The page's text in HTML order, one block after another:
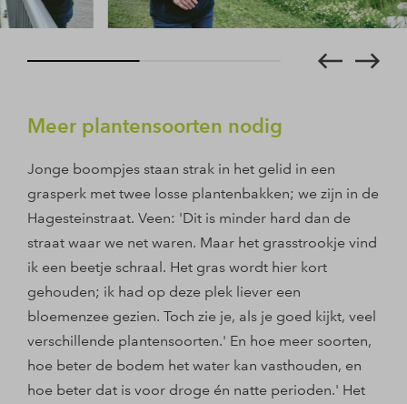
Meer plantensoorten nodig
Jonge boompjes staan strak in het gelid in een
grasperk met twee losse plantenbakken; we zijn in de
Hagesteinstraat. Veen: 'Dit is minder hard dan de
straat waar we net waren. Maar het grasstrookje vind
ik een beetje schraal. Het gras wordt hier kort
gehouden; ik had op deze plek liever een
bloemenzee gezien. Toch zie je, als je goed kijkt, veel
verschillende plantensoorten.' En hoe meer soorten,
hoe beter de bodem het water kan vasthouden, en
hoe beter dat is voor droge én natte perioden.' Het